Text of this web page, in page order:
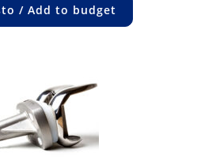
/ Add to budget